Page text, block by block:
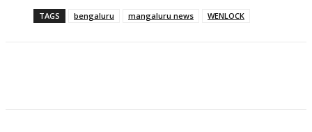
TAGS bengaluru mangaluru news WENLOCK